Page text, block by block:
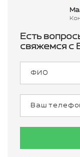
Есть
свяжемся с